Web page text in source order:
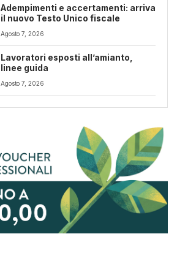
Adempimenti e accertamenti: arriva
il nuovo Testo Unico fiscale
Agosto 7, 2026
Lavoratori esposti all’amianto,
linee guida
Agosto 7, 2026